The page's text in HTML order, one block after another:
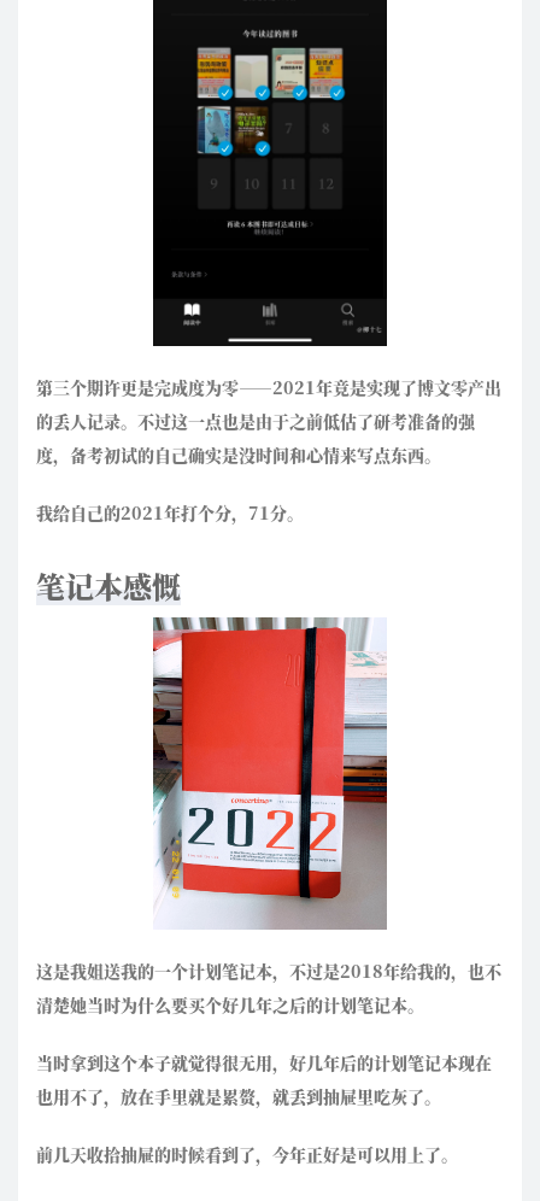
第三个期许更是完成度为零——2021年竟是实现了博文零产出
的丢人记录。不过这一点也是由于之前低估了研考准备的强
度，备考初试的自己确实是没时间和心情来写点东西。
我给自己的2021年打个分，71分。
笔记本感慨
这是我姐送我的一个计划笔记本，不过是2018年给我的，也不
清楚她当时为什么要买个好几年之后的计划笔记本。
当时拿到这个本子就觉得很无用，好几年后的计划笔记本现在
也用不了，放在手里就是累赘，就丢到抽屉里吃灰了。
前几天收拾抽屉的时候看到了，今年正好是可以用上了。